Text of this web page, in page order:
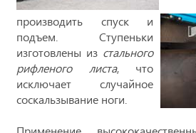
производить спуск и
подъем. Ступеньки
изготовлены из стального
рифленого листа, что
исключает случайное
соскальзывание ноги.